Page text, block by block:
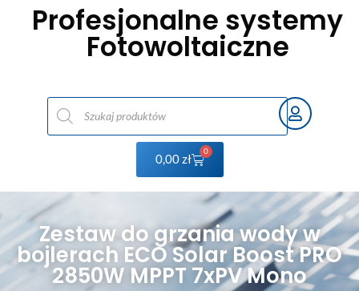
Profesjonalne systemy
Fotowoltaiczne
0,00zł
0
Zestaw do grzania wody w
bojlerach ECO Solar Boost PRO
2850W MPPT 7xPV Mono